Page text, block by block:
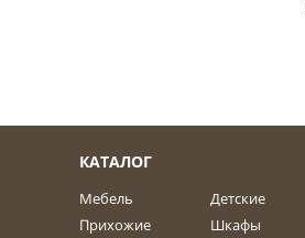
КАТАЛОГ
Мебель
Прихожие
Детские
Шкафы